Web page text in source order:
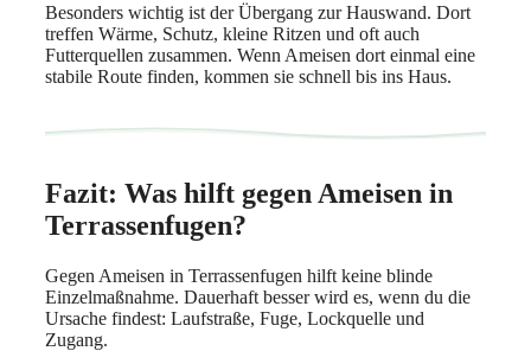
Besonders wichtig ist der Übergang zur Hauswand. Dort
treffen Wärme, Schutz, kleine Ritzen und oft auch
Futterquellen zusammen. Wenn Ameisen dort einmal eine
stabile Route finden, kommen sie schnell bis ins Haus.
Fazit: Was hilft gegen Ameisen in
Terrassenfugen?
Gegen Ameisen in Terrassenfugen hilft keine blinde
Einzelmaßnahme. Dauerhaft besser wird es, wenn du die
Ursache findest: Laufstraße, Fuge, Lockquelle und
Zugang.